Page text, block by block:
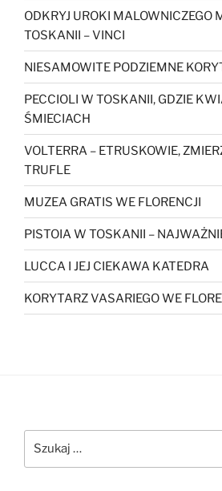
ODKRYJ UROKI MALOWNICZEGO
TOSKANII – VINCI
NIESAMOWITE PODZIEMNE
PECCIOLI W TOSKANII, GDZIE
ŚMIECIACH
VOLTERRA – ETRUSKOWIE,
TRUFLE
MUZEA GRATIS WE FLORENCJI
PISTOIA W TOSKANII –
LUCCA I JEJ CIEKAWA KATEDRA
KORYTARZ VASARIEGO WE